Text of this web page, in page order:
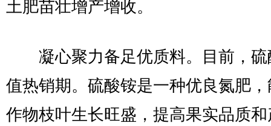
土肥苗壮增产增收。
凝心聚力备足优质料。目前，硫
值热销期。硫酸铵是一种优良氮肥
作物枝叶生长旺盛，提高果实品质